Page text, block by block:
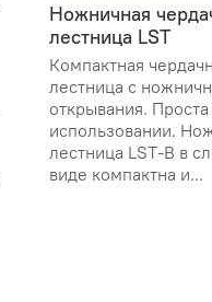
Ножничная
лестница LST
Компактная
лестница с
открывания.
использовании.
лестница LST-B в
виде компактна и...